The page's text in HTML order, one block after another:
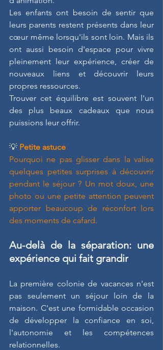
Les enfants ont besoin de sentir que
leurs parents restent présents dans leur
cœur même lorsqu'ils sont loin. Mais ils
ont aussi besoin d'espace pour vivre
pleinement leur expérience, créer de
nouveaux liens et découvrir leurs
propres ressources.
Trouver cet équilibre est souvent l'un
des plus beaux cadeaux que nous
puissions leur offrir.
💡 Petite astuce
Pourquoi ne pas glisser dans la valise
quelques petites surprises à découvrir
pendant le séjour ? Un mot doux, une
photo ou une petite attention peuvent
apporter beaucoup de réconfort lors
des moments de cafard.
Au-delà de la séparation: une
expérience qui fait grandir
La première colonie de vacances n'est
pas seulement un séjour loin de la
maison. C'est une formidable occasion
de développer la confiance en soi,
l'autonomie et les compétences
relationnelles.